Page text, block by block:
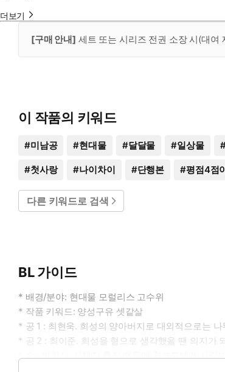
더보기
[구매 안내] 세트 또는 시리즈 전권 소장 시(대여
이 작품의 키워드
#미남공 #현대물 #달달물 #일상물
#첫사랑 #나이차이 #단행본 #평점4점
다른 키워드로 검색
BL 가이드
* 배경/분야: 현대물 모럴리스 고수위
* 작품 키워드: 양성구유 셋같살
* 공 1 : 최현욱. 희성의 양아버지로 대외적으로는
* 공 2 : 최이준. 희성을 형으로 생각했을 땐 의지가
* 수 : 박희성. 신체적 특징 때문에 친부모에게 사